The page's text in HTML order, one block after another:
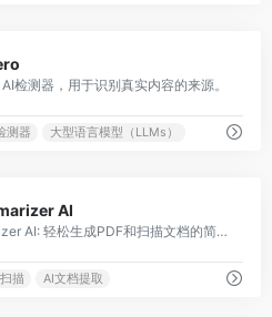
检测器，用于识别真实内容的来源。
测器 大型语言模型（LLMs）
AI
Document Summarizer AI: 轻松生成PDF和扫描文档的简洁摘要。
描 AI文档提取